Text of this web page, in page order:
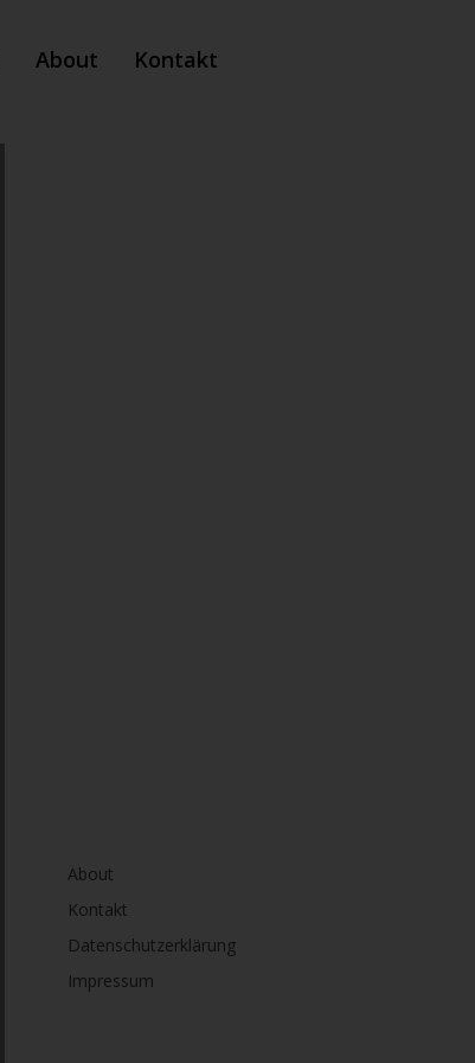
About Kontakt
About
Kontakt
Datenschutzerklärung
Impressum